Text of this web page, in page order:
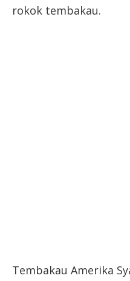
rokok tembakau.
Tembakau Amerika